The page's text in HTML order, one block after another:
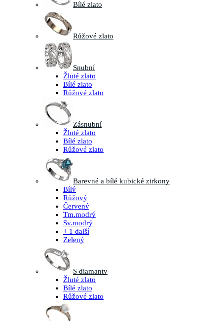
Bílé zlato
Růžové zlato
Snubní
Žluté zlato
Bílé zlato
Růžové zlato
Zásnubní
Žluté zlato
Bílé zlato
Růžové zlato
Barevné a bílé kubické zirkony
Bílý
Růžový
Červený
Tm.modrý
Sv.modrý
+ 1 další
Zelený
S diamanty
Žluté zlato
Bílé zlato
Růžové zlato